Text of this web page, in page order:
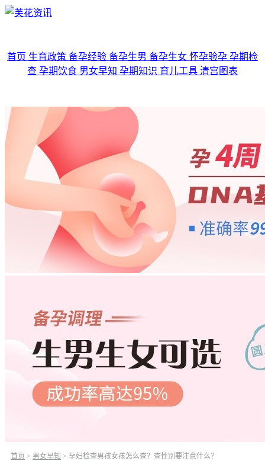
首页 生育政策 备孕经验 备孕生男 备孕生女 怀孕验孕 孕期检
查 孕期饮食 男女早知 孕期知识 育儿工具 清宫图表
首页 > 男女早知 > 孕妇检查男孩女孩怎么查？查性别要注意什么？